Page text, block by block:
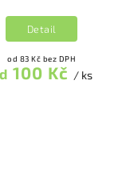
od 83 Kč bez DPH
100 Kč / ks
Detail